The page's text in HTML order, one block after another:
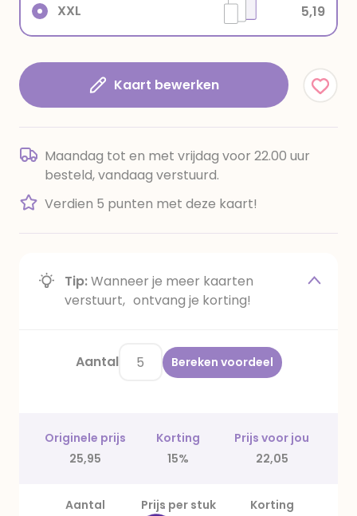
XXL 5,19
Kaart bewerken
Maandag tot en met vrijdag voor 22.00 uur
besteld, vandaag verstuurd.
Verdien 5 punten met deze kaart!
Tip:Wanneer je meer kaarten
verstuurt, ontvang je korting!
Aantal Bereken voordeel
Originele prijs Korting
Prijs voor jou
25,95
15% 22,05
Aantal Prijs per stuk
Korting